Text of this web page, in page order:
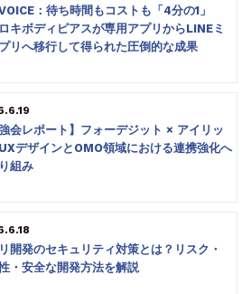
：待ち時間もコストも「4分の1」
キボディピアスが専用アプリからLINEミ
リへ移行して得られた圧倒的な成果
強会レポート】フォーデジット × アイリッ
デザインとOMO領域における連携強化へ
組み
開発のセキュリティ対策とは？リスク・
・安全な開発方法を解説